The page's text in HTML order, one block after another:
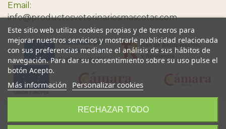
Este sitio web utiliza cookies propias y de terceros para
mejorar nuestros servicios y mostrarle publicidad relacionada
con sus preferencias mediante el análisis de sus hábitos de
navegación. Para dar su consentimiento sobre su uso pulse el
botón Acepto.
Más información Personalizar cookies
RECHAZAR TODO
Email:
info@productosveterinariosmascotas.com